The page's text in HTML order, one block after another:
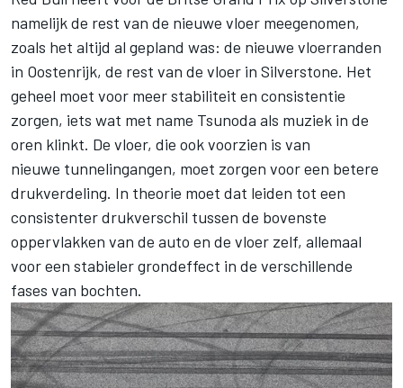
namelijk de rest van de nieuwe vloer meegenomen,
zoals het altijd al gepland was: de nieuwe vloerranden
in Oostenrijk, de rest van de vloer in Silverstone. Het
geheel moet voor meer stabiliteit en consistentie
zorgen, iets wat met name Tsunoda als muziek in de
oren klinkt. De vloer, die ook voorzien is van
nieuwe tunnelingangen, moet zorgen voor een betere
drukverdeling. In theorie moet dat leiden tot een
consistenter drukverschil tussen de bovenste
oppervlakken van de auto en de vloer zelf, allemaal
voor een stabieler grondeffect in de verschillende
fases van bochten.